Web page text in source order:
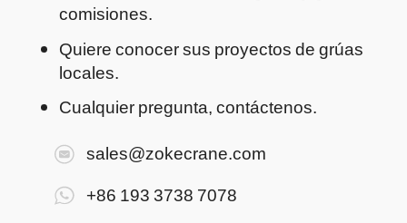
comisiones.
Quiere conocer sus proyectos de grúas
locales.
Cualquier pregunta, contáctenos.
sales@zokecrane.com
+86 193 3738 7078